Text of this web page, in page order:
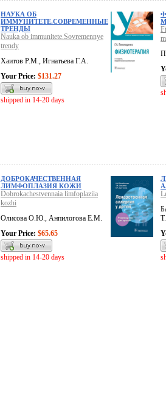
НАУКА ОБ
ИММУНИТЕТЕ.СОВРЕМЕННЫЕ
ТРЕНДЫ
Nauka ob immunitete.Sovremennye
trendy
Хаитов Р.М., Игнатьева Г.А.
Your Price: $131.27
shipped in 14-20 days
ДОБРОКАЧЕСТВЕННАЯ
ЛИМФОПЛАЗИЯ КОЖИ
Dobrokachestvennaia limfoplaziia
kozhi
Олисова О.Ю., Анпилогова Е.М.
Your Price: $65.65
shipped in 14-20 days